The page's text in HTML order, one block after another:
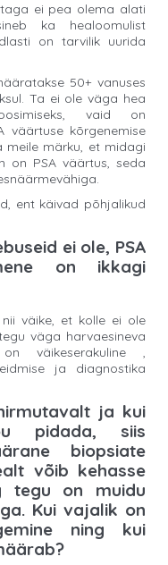
ei pea olema alati
ka healoomulist
on tarvilik uurida
50+ vanuses
Ta ei ole väga hea
vaid on
väärtuse kõrgenemise
meile märku, et midagi
on PSA väärtus, seda
ent käivad põhjalikud
ei ole, PSA
on ikkagi
väike, et kolle ei ole
väga harvaesineva
väikeserakuline ,
ja diagnostika
ja kui
pidada, siis
biopsiate
võib kehasse
tegu on muidu
Kui vajalik on
ning kui